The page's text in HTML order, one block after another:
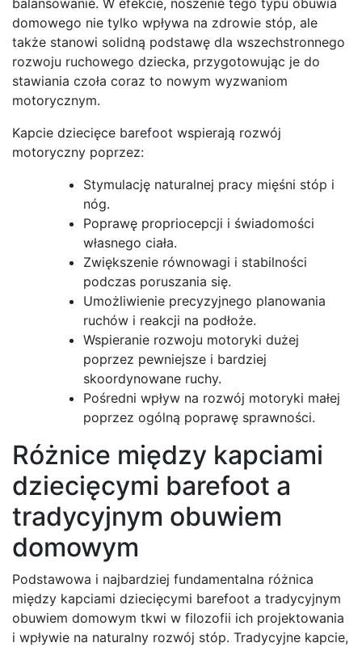
domowego nie tylko wpływa na zdrowie stóp, ale
także stanowi solidną podstawę dla wszechstronnego
rozwoju ruchowego dziecka, przygotowując je do
stawiania czoła coraz to nowym wyzwaniom
motorycznym.
Kapcie dziecięce barefoot wspierają rozwój
motoryczny poprzez:
Stymulację naturalnej pracy mięśni stóp i
nóg.
Poprawę propriocepcji i świadomości
własnego ciała.
Zwiększenie równowagi i stabilności
podczas poruszania się.
Umożliwienie precyzyjnego planowania
ruchów i reakcji na podłoże.
Wspieranie rozwoju motoryki dużej
poprzez pewniejsze i bardziej
skoordynowane ruchy.
Pośredni wpływ na rozwój motoryki małej
poprzez ogólną poprawę sprawności.
Różnice między kapciami
dziecięcymi barefoot a
tradycyjnym obuwiem
domowym
Podstawowa i najbardziej fundamentalna różnica
między kapciami dziecięcymi barefoot a tradycyjnym
obuwiem domowym tkwi w filozofii ich projektowania
i wpływie na naturalny rozwój stóp. Tradycyjne kapcie,